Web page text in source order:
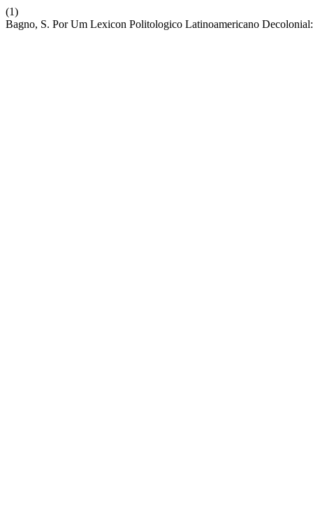
(1)
Bagno, S. Por Um Lexicon Politologico Latinoamericano